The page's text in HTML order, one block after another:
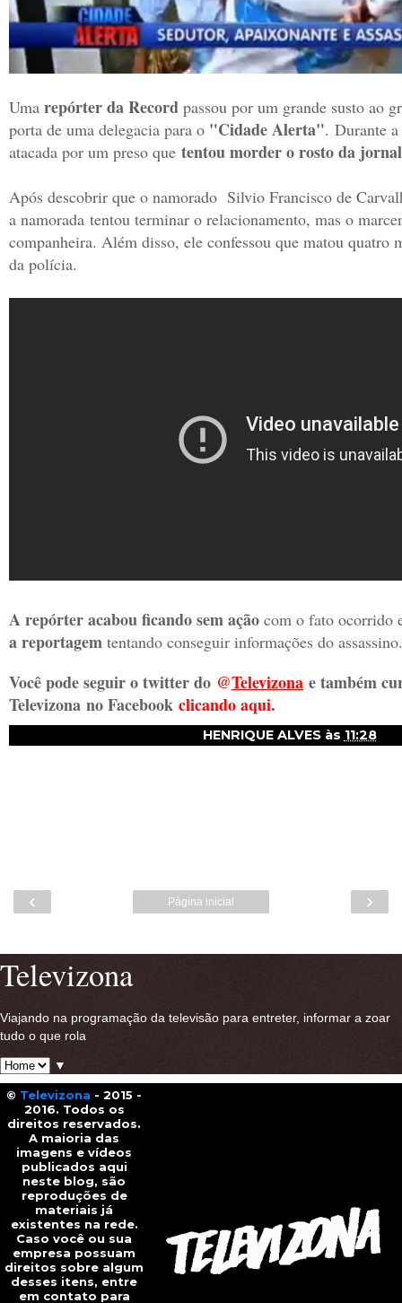
Uma repórter da Record passou por um grande susto ao
porta de uma delegacia para o "Cidade Alerta". Durante
atacada por um preso que tentou morder o rosto da
Após descobrir que o namorado Silvio Francisco de
a namorada tentou terminar o relacionamento, mas o
companheira. Além disso, ele confessou que matou quatro
da polícia.
A repórter acabou ficando sem ação com o fato ocorrido
a reportagem tentando conseguir informações do assassino.
Você pode seguir o twitter do @Televizona e também
Televizona no Facebook clicando aqui.
HENRIQUE ALVES às 11:28
‹ ›
Página inicial
Televizona
Viajando na programação da televisão para entreter, informar a zoar
tudo o que rola
▼
© Televizona - 2015 -
2016. Todos os
direitos reservados.
A maioria das
imagens e vídeos
publicados aqui
neste blog, são
reproduções de
materiais já
existentes na rede.
Caso você ou sua
empresa possuam
direitos sobre algum
desses itens, entre
em contato para